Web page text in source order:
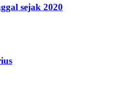
sejak 2020